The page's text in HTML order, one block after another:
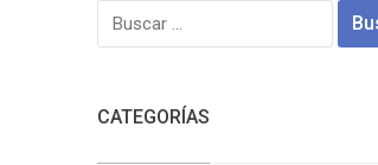
Buscar:
CATEGORÍAS